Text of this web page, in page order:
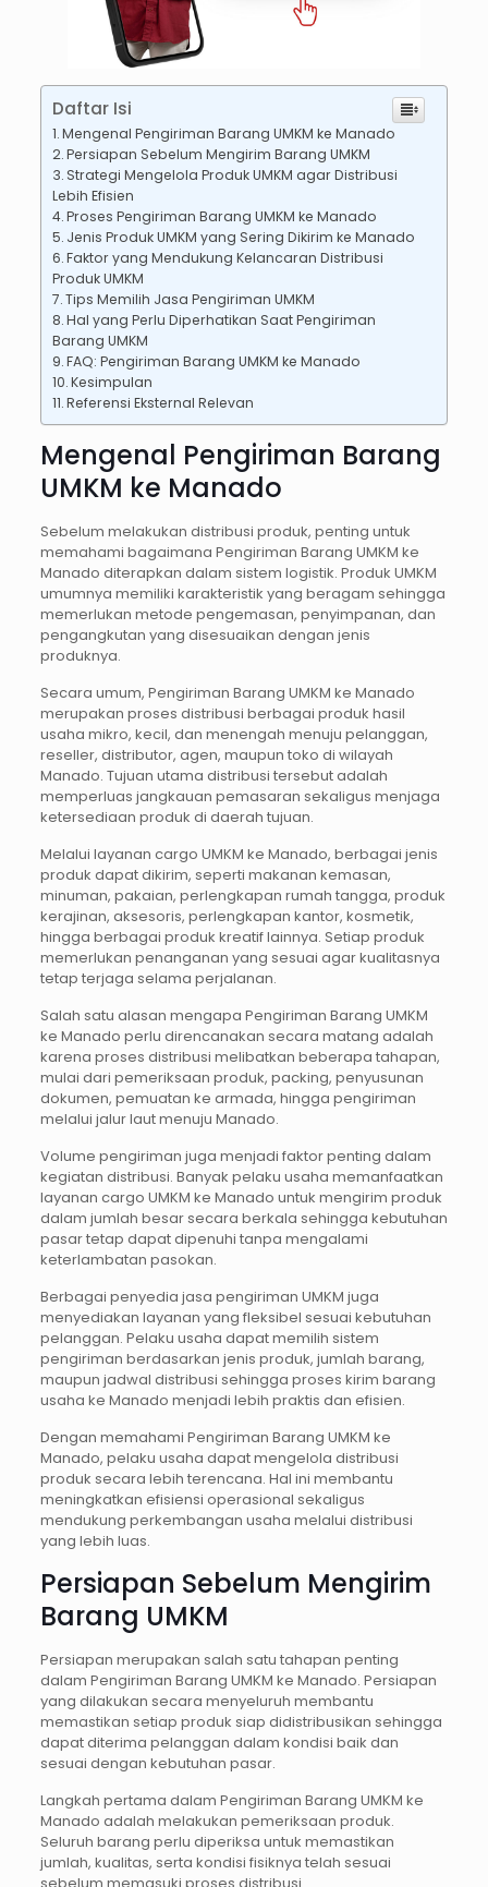
Daftar Isi
Mengenal Pengiriman Barang UMKM ke Manado
Persiapan Sebelum Mengirim Barang UMKM
Strategi Mengelola Produk UMKM agar Distribusi
Lebih Efisien
Proses Pengiriman Barang UMKM ke Manado
Jenis Produk UMKM yang Sering Dikirim ke Manado
Faktor yang Mendukung Kelancaran Distribusi
Produk UMKM
Tips Memilih Jasa Pengiriman UMKM
Hal yang Perlu Diperhatikan Saat Pengiriman
Barang UMKM
FAQ: Pengiriman Barang UMKM ke Manado
Kesimpulan
Referensi Eksternal Relevan
Mengenal Pengiriman Barang
UMKM ke Manado
Sebelum melakukan distribusi produk, penting untuk
memahami bagaimana Pengiriman Barang UMKM ke
Manado diterapkan dalam sistem logistik. Produk UMKM
umumnya memiliki karakteristik yang beragam sehingga
memerlukan metode pengemasan, penyimpanan, dan
pengangkutan yang disesuaikan dengan jenis
produknya.
Secara umum, Pengiriman Barang UMKM ke Manado
merupakan proses distribusi berbagai produk hasil
usaha mikro, kecil, dan menengah menuju pelanggan,
reseller, distributor, agen, maupun toko di wilayah
Manado. Tujuan utama distribusi tersebut adalah
memperluas jangkauan pemasaran sekaligus menjaga
ketersediaan produk di daerah tujuan.
Melalui layanan cargo UMKM ke Manado, berbagai jenis
produk dapat dikirim, seperti makanan kemasan,
minuman, pakaian, perlengkapan rumah tangga, produk
kerajinan, aksesoris, perlengkapan kantor, kosmetik,
hingga berbagai produk kreatif lainnya. Setiap produk
memerlukan penanganan yang sesuai agar kualitasnya
tetap terjaga selama perjalanan.
Salah satu alasan mengapa Pengiriman Barang UMKM
ke Manado perlu direncanakan secara matang adalah
karena proses distribusi melibatkan beberapa tahapan,
mulai dari pemeriksaan produk, packing, penyusunan
dokumen, pemuatan ke armada, hingga pengiriman
melalui jalur laut menuju Manado.
Volume pengiriman juga menjadi faktor penting dalam
kegiatan distribusi. Banyak pelaku usaha memanfaatkan
layanan cargo UMKM ke Manado untuk mengirim produk
dalam jumlah besar secara berkala sehingga kebutuhan
pasar tetap dapat dipenuhi tanpa mengalami
keterlambatan pasokan.
Berbagai penyedia jasa pengiriman UMKM juga
menyediakan layanan yang fleksibel sesuai kebutuhan
pelanggan. Pelaku usaha dapat memilih sistem
pengiriman berdasarkan jenis produk, jumlah barang,
maupun jadwal distribusi sehingga proses kirim barang
usaha ke Manado menjadi lebih praktis dan efisien.
Dengan memahami Pengiriman Barang UMKM ke
Manado, pelaku usaha dapat mengelola distribusi
produk secara lebih terencana. Hal ini membantu
meningkatkan efisiensi operasional sekaligus
mendukung perkembangan usaha melalui distribusi
yang lebih luas.
Persiapan Sebelum Mengirim
Barang UMKM
Persiapan merupakan salah satu tahapan penting
dalam Pengiriman Barang UMKM ke Manado. Persiapan
yang dilakukan secara menyeluruh membantu
memastikan setiap produk siap didistribusikan sehingga
dapat diterima pelanggan dalam kondisi baik dan
sesuai dengan kebutuhan pasar.
Langkah pertama dalam Pengiriman Barang UMKM ke
Manado adalah melakukan pemeriksaan produk.
Seluruh barang perlu diperiksa untuk memastikan
jumlah, kualitas, serta kondisi fisiknya telah sesuai